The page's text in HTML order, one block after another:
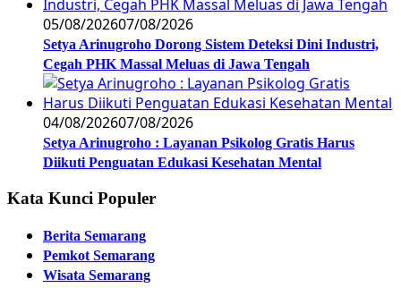
05/08/202607/08/2026
Setya Arinugroho Dorong Sistem Deteksi Dini Industri,
Cegah PHK Massal Meluas di Jawa Tengah
04/08/202607/08/2026
Setya Arinugroho : Layanan Psikolog Gratis Harus
Diikuti Penguatan Edukasi Kesehatan Mental
Kata Kunci Populer
Berita Semarang
Pemkot Semarang
Wisata Semarang